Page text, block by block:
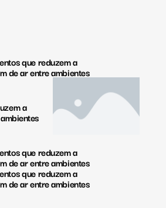
que reduzem a
de ar entre ambientes
a
que reduzem a
de ar entre ambientes
que reduzem a
de ar entre ambientes